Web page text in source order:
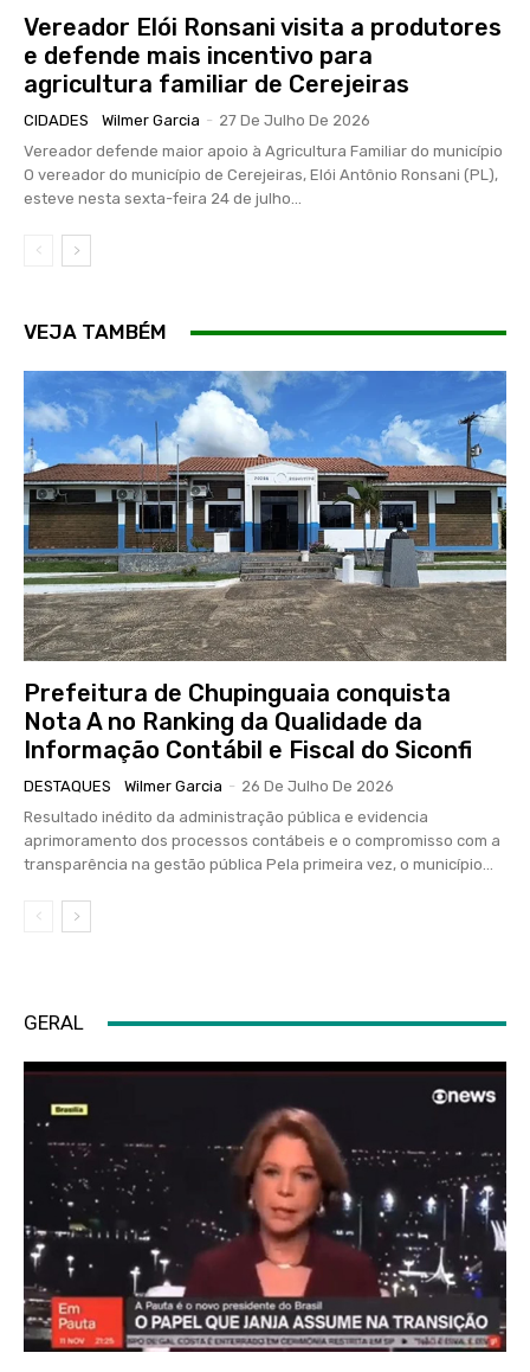
Vereador Elói Ronsani visita a produtores
e defende mais incentivo para
agricultura familiar de Cerejeiras
CIDADES Wilmer Garcia - 27 De Julho De 2026
Vereador defende maior apoio à Agricultura Familiar do município
O vereador do município de Cerejeiras, Elói Antônio Ronsani (PL),
esteve nesta sexta-feira 24 de julho...
VEJA TAMBÉM
Prefeitura de Chupinguaia conquista
Nota A no Ranking da Qualidade da
Informação Contábil e Fiscal do Siconfi
DESTAQUES Wilmer Garcia - 26 De Julho De 2026
Resultado inédito da administração pública e evidencia
aprimoramento dos processos contábeis e o compromisso com a
transparência na gestão pública Pela primeira vez, o município...
GERAL